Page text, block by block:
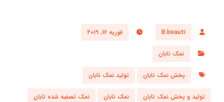
B.beauti فوریه 16, 2019
نمک تابان
پخش نمک تابان تولید نمک تابان
تولید و پخش نمک تابان نمک تابان نمک تصفیه شده تابان